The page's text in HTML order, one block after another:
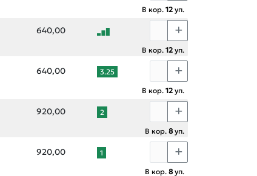
В кор. 12 уп.
640,00
В кор. 12 уп.
640,00 3.25
В кор. 12 уп.
920,00 2
В кор. 8 уп.
920,00 1
В кор. 8 уп.